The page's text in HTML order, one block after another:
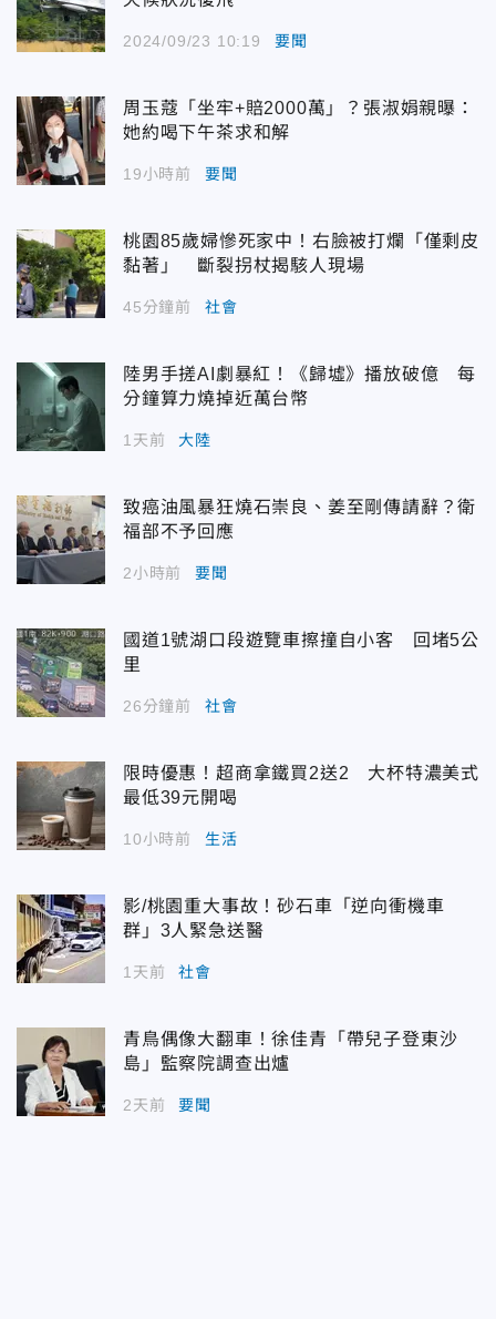
2024/09/23 10:19 要聞
周玉蔻「坐牢+賠2000萬」？張淑娟親曝：
她約喝下午茶求和解
19小時前 要聞
桃園85歲婦慘死家中！右臉被打爛「僅剩皮
黏著」 斷裂拐杖揭駭人現場
45分鐘前 社會
陸男手搓AI劇暴紅！《歸墟》播放破億 每
分鐘算力燒掉近萬台幣
1天前 大陸
致癌油風暴狂燒石崇良、姜至剛傳請辭？衛
福部不予回應
2小時前 要聞
國道1號湖口段遊覽車擦撞自小客 回堵5公
里
26分鐘前 社會
限時優惠！超商拿鐵買2送2 大杯特濃美式
最低39元開喝
10小時前 生活
影/桃園重大事故！砂石車「逆向衝機車
群」3人緊急送醫
1天前 社會
青鳥偶像大翻車！徐佳青「帶兒子登東沙
島」監察院調查出爐
2天前 要聞